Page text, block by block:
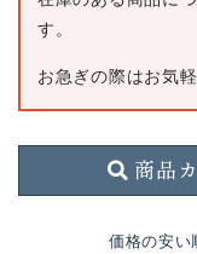
す。
お急ぎの際はお気
価格の安い
商品